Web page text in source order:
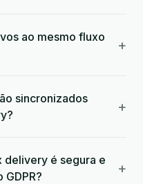
ao mesmo fluxo
+
sincronizados
+
delivery é segura e
+